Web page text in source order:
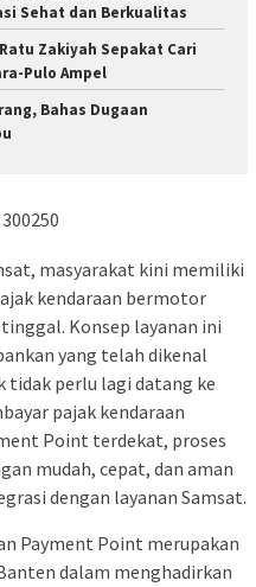
Sehat dan Berkualitas
Zakiyah Sepakat Cari
Pulo Ampel
Bahas Dugaan
masyarakat kini memiliki
kendaraan bermotor
Konsep layanan ini
yang telah dikenal
tidak perlu lagi datang ke
pajak kendaraan
Point terdekat, proses
mudah, cepat, dan aman
dengan layanan Samsat.
Payment Point merupakan
dalam menghadirkan